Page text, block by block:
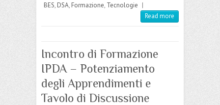
BES, DSA, Formazione, Tecnologie |
Read more
Incontro di Formazione
IPDA – Potenziamento
degli Apprendimenti e
Tavolo di Discussione